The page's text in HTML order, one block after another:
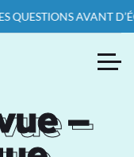
AVANT
–
–